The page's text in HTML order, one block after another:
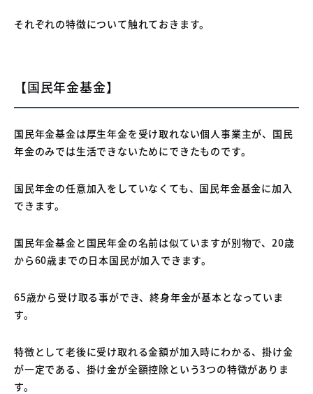
それぞれの特徴について触れておきます。
【国民年金基金】
国民年金基金は厚生年金を受け取れない個人事業主が、国民
年金のみでは生活できないためにできたものです。
国民年金の任意加入をしていなくても、国民年金基金に加入
できます。
国民年金基金と国民年金の名前は似ていますが別物で、20歳
から60歳までの日本国民が加入できます。
65歳から受け取る事ができ、終身年金が基本となっていま
す。
特徴として老後に受け取れる金額が加入時にわかる、掛け金
が一定である、掛け金が全額控除という3つの特徴がありま
す。